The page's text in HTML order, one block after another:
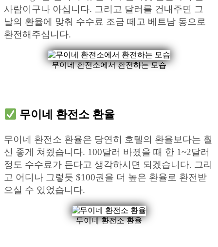
사람이구나 아십니다. 그리고 달러를 건내주면 그
날의 환율에 맞춰 수수료 조금 떼고 베트남 동으로
환전해주십니다.
무이네 환전소에서 환전하는 모습
무이네 환전소 환율
무이네 환전소 환율은 당연히 호텔의 환율보다는 훨
신 좋게 쳐줬습니다. 100달러 바꿨을 때 한 1~2달러
정도 수수료가 든다고 생각하시면 되겠습니다. 그리
고 어디나 그렇듯 $100권을 더 높은 환율로 환전받
으실 수 있었습니다.
무이네 환전소 환율